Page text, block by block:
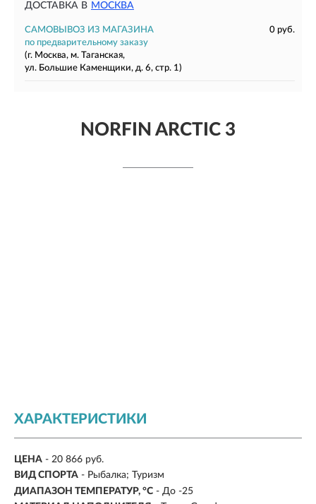
ДОСТАВКА В МОСКВА
САМОВЫВОЗ ИЗ МАГАЗИНА
0 руб.
по предварительному заказу
(г. Москва, м. Таганская,
ул. Большие Каменщики, д. 6, стр. 1)
NORFIN ARCTIC 3
ХАРАКТЕРИСТИКИ
ЦЕНА - 20 866 руб.
ВИД СПОРТА - Рыбалка; Туризм
ДИАПАЗОН ТЕМПЕРАТУР, °С - До -25